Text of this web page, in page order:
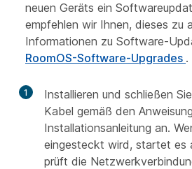
neuen Geräts ein
empfehlen wir Ihnen, dieses zu
Informationen zu Software-
RoomOS-Software-Upgrades .
1
Installieren und schließen
Kabel gemäß den
Installationsanleitung an.
eingesteckt wird, startet es
prüft die